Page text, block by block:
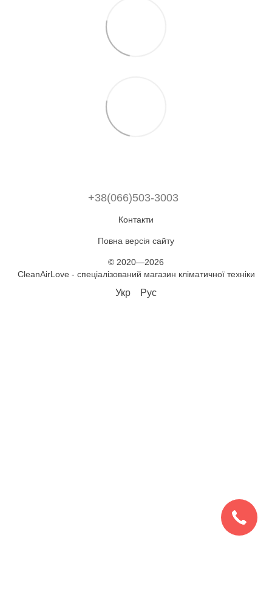
+38(066)503-3003
Контакти
Повна версія сайту
© 2020—2026
CleanAirLove - спеціалізований магазин кліматичної техніки
Укр Рус